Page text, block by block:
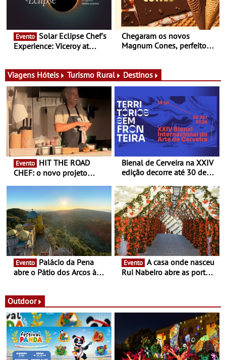
Evento
Experience: Viceroy at
exclusiva
Chegaram os novos
Magnum Cones, perfeitos
Viagens Hóteis Turismo Rural Destinos
Evento
CHEF: o novo projeto
Queiroz Ribeiro - Um novo
conceito gastronómico
itinerante que percorre
Portugal
Bienal de Cerveira na XXIV
edição decorre até 30 de
enquanto “Territórios sem
Fronteira”
Evento
abre o Pátio dos Arcos à
Evento
Rui Nabeiro abre as portas
16 de agosto
Outdoor